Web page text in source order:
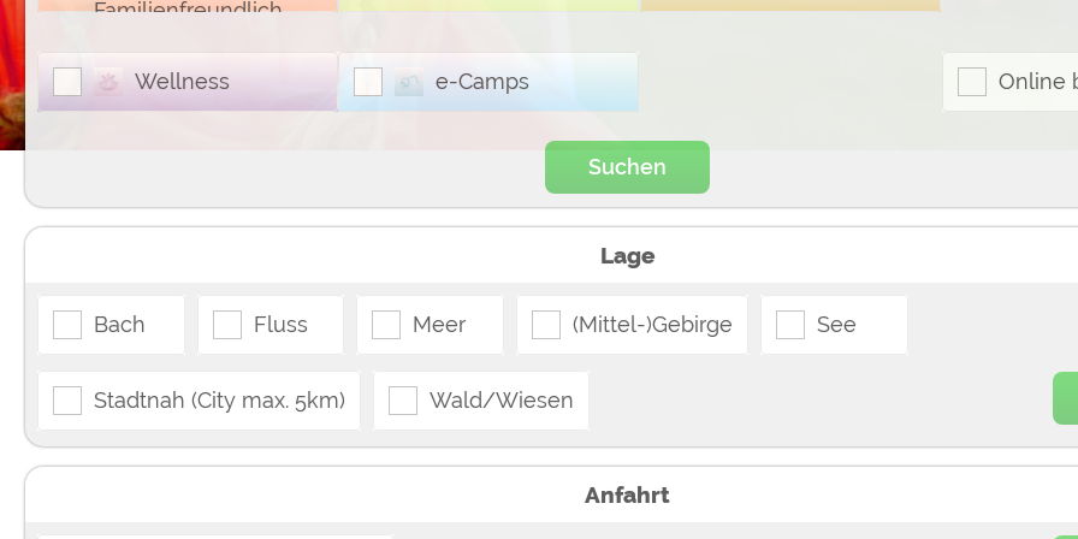
Familienfreundlich
Wellness e-Camps Online
Suchen
Lage
Bach Fluss Meer (Mittel-)Gebirge See
Stadtnah (City max. 5km) Wald/Wiesen
Anfahrt
Statistiken
Marketing
Google Ads
https://policies.google.com/privacy
Die Cookieeinstellungen können jeder Zeit im Footer über "COOKIES" geändert